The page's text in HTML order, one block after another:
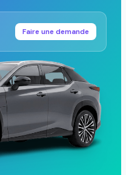
Faire une demande